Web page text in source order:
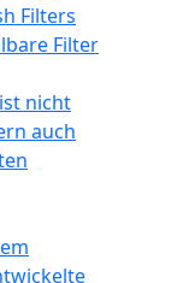
Filter